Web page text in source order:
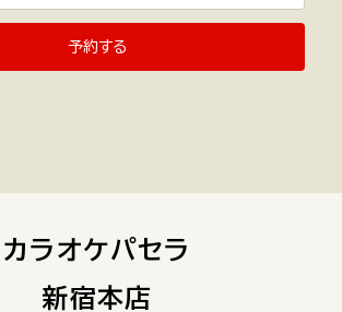
カラオケパセラ
新宿本店
予約する